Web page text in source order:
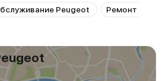
Peugeot Ремонт